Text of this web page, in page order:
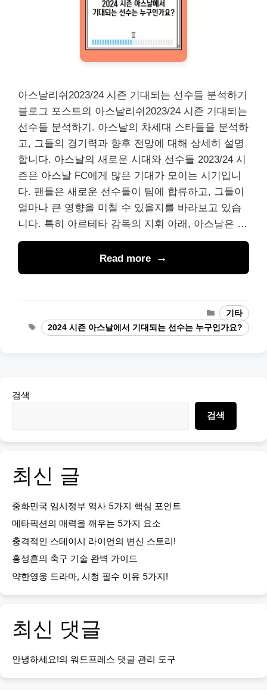
아스날리쉬2023/24 시즌 기대되는 선수들 분석하기
블로그 포스트의 아스날리쉬2023/24 시즌 기대되는
선수들 분석하기. 아스날의 차세대 스타들을 분석하
고, 그들의 경기력과 향후 전망에 대해 상세히 설명
합니다. 아스날의 새로운 시대와 선수들 2023/24 시
즌은 아스날 FC에게 많은 기대가 모이는 시기입니
다. 팬들은 새로운 선수들이 팀에 합류하고, 그들이
얼마나 큰 영향을 미칠 수 있을지를 바라보고 있습
니다. 특히 아르테타 감독의 지휘 아래, 아스날은 …
Read more
Categories
기타
Tags
2024 시즌 아스날에서 기대되는 선수는 누구인가요?
검색
검색
최신 글
중화민국 임시정부 역사 5가지 핵심 포인트
메타픽션의 매력을 깨우는 5가지 요소
충격적인 스테이시 라이언의 변신 스토리!
홍성흔의 축구 기술 완벽 가이드
약한영웅 드라마, 시청 필수 이유 5가지!
최신 댓글
안녕하세요!의 워드프레스 댓글 관리 도구